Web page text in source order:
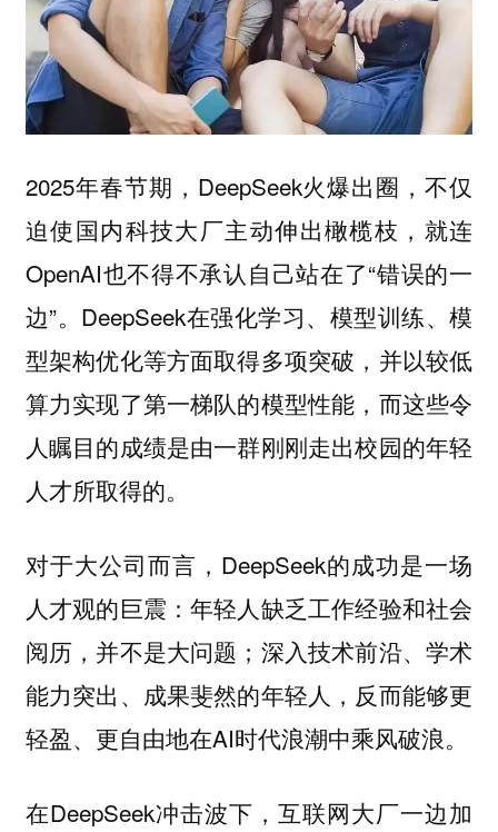
2025年春节期，DeepSeek火爆出圈，不仅
迫使国内科技大厂主动伸出橄榄枝，就连
OpenAI也不得不承认自己站在了“错误的一
边”。DeepSeek在强化学习、模型训练、模
型架构优化等方面取得多项突破，并以较低
算力实现了第一梯队的模型性能，而这些令
人瞩目的成绩是由一群刚刚走出校园的年轻
人才所取得的。
对于大公司而言，DeepSeek的成功是一场
人才观的巨震：年轻人缺乏工作经验和社会
阅历，并不是大问题；深入技术前沿、学术
能力突出、成果斐然的年轻人，反而能够更
轻盈、更自由地在AI时代浪潮中乘风破浪。
在DeepSeek冲击波下，互联网大厂一边加